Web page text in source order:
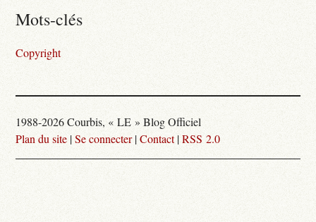
Mots-clés
Copyright
1988-2026 Courbis, « LE » Blog Officiel
Plan du site |Se connecter|Contact|RSS 2.0